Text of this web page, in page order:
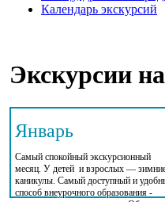
Календарь экскурсий
Экскурсии
Январь
Самый спокойный экскурсионный
месяц. У детей и взрослых —
каникулы. Самый доступный и
способ внеурочного образования -